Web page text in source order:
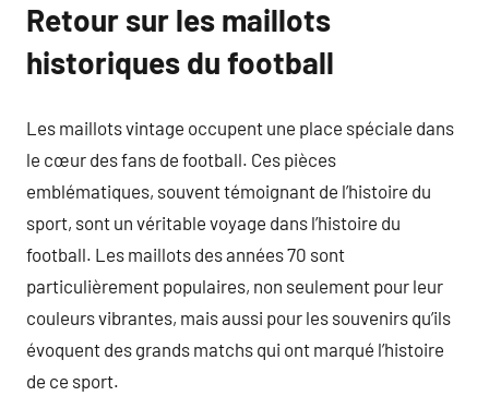
Retour sur les maillots
historiques du football
Les maillots vintage occupent une place spéciale dans
le cœur des fans de football. Ces pièces
emblématiques, souvent témoignant de l’histoire du
sport, sont un véritable voyage dans l’histoire du
football. Les maillots des années 70 sont
particulièrement populaires, non seulement pour leur
couleurs vibrantes, mais aussi pour les souvenirs qu’ils
évoquent des grands matchs qui ont marqué l’histoire
de ce sport.